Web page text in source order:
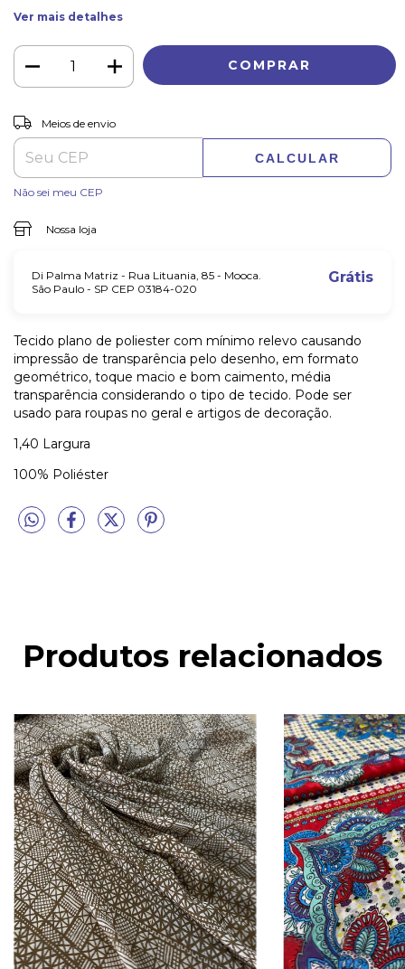
Ver mais detalhes
Entregas para o CEP:
Meios de envio
CALCULAR
Não sei meu CEP
Nossa loja
Di Palma Matriz - Rua Lituania, 85 - Mooca.
São Paulo - SP CEP 03184-020
Grátis
Tecido plano de poliester com mínimo relevo causando
impressão de transparência pelo desenho, em formato
geométrico, toque macio e bom caimento, média
transparência considerando o tipo de tecido. Pode ser
usado para roupas no geral e artigos de decoração.
1,40 Largura
100% Poliéster
Produtos relacionados